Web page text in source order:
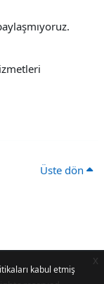
kabul etmiş
x
Üste dön